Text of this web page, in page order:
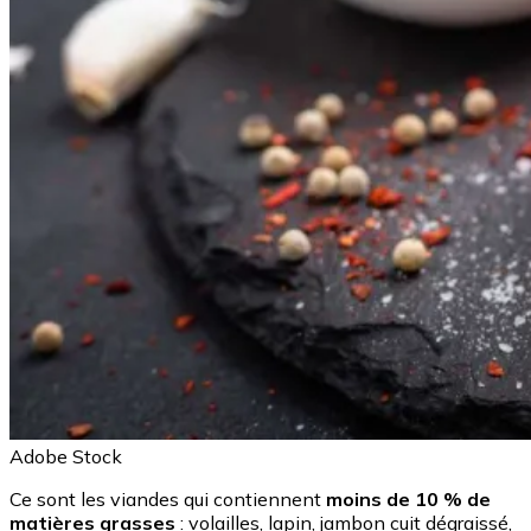
Adobe Stock
Ce sont les viandes qui contiennent moins de 10 % de
matières grasses : volailles, lapin, jambon cuit dégraissé,